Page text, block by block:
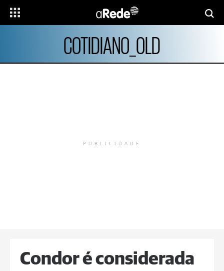
COTIDIANO_OLD
PUBLICIDADE
Condor é considerada